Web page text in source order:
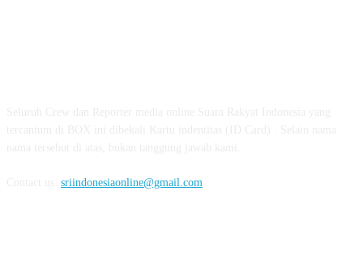
sriindonesiaonline@gmail.com